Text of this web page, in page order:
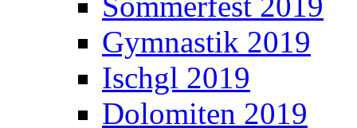
Gymnastik 2019
Ischgl 2019
Dolomiten 2019